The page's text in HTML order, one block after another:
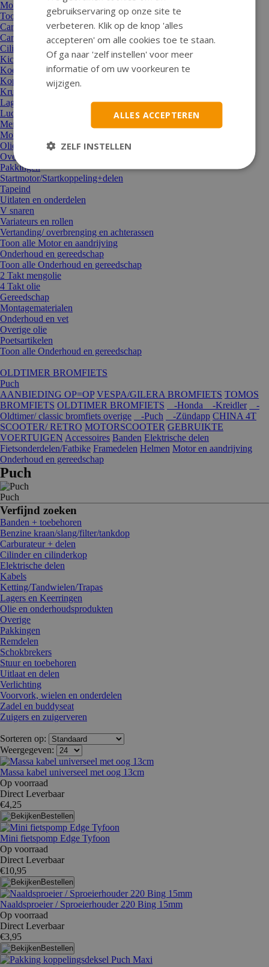
Motor en aandrijving
Toon alle Motor en aandrijving
Carburateur/sproeier/choke
Carterdeksel
Cilinders, koppen, zuigers
Kickstarters en onderdelen
Koeling/thermostaat/waterpomp
Koppelingen en delen
Krukassen + moeren
Lagers en keerringen
Luchtfilters
Membraan en spruitstuk
Motorblok compleet
Oliepompen en -delen
Overige motordelen
Pakkingen
Startmotor/Startkoppeling+delen
Tapeind
Uitlaten en onderdelen
V snaren
Variateurs en rollen
Vertanding/ overbrenging en achterassen
Toon alle Motor en aandrijving
Onderhoud en gereedschap
Toon alle Onderhoud en gereedschap
2 Takt mengolie
4 Takt olie
Gereedschap
Montagematerialen
Onderhoud en vet
Overige olie
Poetsartikelen
Toon alle Onderhoud en gereedschap
OLDTIMER BROMFIETS
Puch
AANBIEDING OP=OP VESPA/GILERA BROMFIETS TOMOS
BROMFIETS OLDTIMER BROMFIETS -Honda -Kreidler
-
Oldtimer/ classic bromfiets overige
-Puch -Zündapp CHINA 4T
SCOOTER/ RETRO MOTORSCOOTER GEBRUIKTE
VOERTUIGEN Accessoires Banden Elektrische delen
Fietsonderdelen/Fatbike Framedelen Helmen Motor en aandrijving
Onderhoud en gereedschap
Puch
Puch
Verfijnd zoeken
Banden + toebehoren
Benzine kraan/slang/filter/tankdop
Carburateur + delen
Cilinder en cilinderkop
Elektrische delen
Kabels
Ketting/Tandwielen/Trapas
Lagers en Keerringen
Olie en onderhoudsprodukten
Overige
Pakkingen
Remdelen
Schokbrekers
Stuur en toebehoren
Uitlaat en delen
Verlichting
Voorvork, wielen en onderdelen
Zadel en buddyseat
Zuigers en zuigerveren
Sorteren op:
Weergegeven:
Massa kabel universeel met oog 13cm
Op voorraad
Direct Leverbaar
€4,25
Bestellen
Mini fietspomp Edge Tyfoon
Op voorraad
Direct Leverbaar
€10,95
Bestellen
Naaldsproeier / Sproeierhouder 220 Bing 15mm
Op voorraad
Direct Leverbaar
€3,95
Bestellen
gebruikservaring op onze site te
verbeteren. Klik op de knop 'alles
accepteren' om alle cookies toe te staan.
Of ga naar 'zelf instellen' voor meer
informatie of om uw voorkeuren te
wijzigen.
ALLES ACCEPTEREN
ZELF INSTELLEN